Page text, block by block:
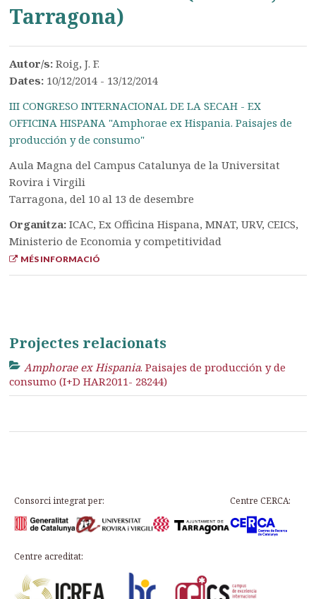
Tarragona)
Autor/s:Roig, J. F.
Dates: 10/12/2014 - 13/12/2014
III CONGRESO INTERNACIONAL DE LA SECAH - EX
OFFICINA HISPANA "Amphorae ex Hispania. Paisajes de
producción y de consumo"
Aula Magna del Campus Catalunya de la Universitat
Rovira i Virgili
Tarragona, del 10 al 13 de desembre
Organitza:ICAC, Ex Officina Hispana, MNAT, URV, CEICS,
Ministerio de Economia y competitividad
MÉS INFORMACIÓ
Projectes relacionats
Amphorae ex Hispania. Paisajes de producción y de
consumo (I+D HAR2011- 28244)
Consorci integrat per: Centre CERCA:
Centre acreditat: